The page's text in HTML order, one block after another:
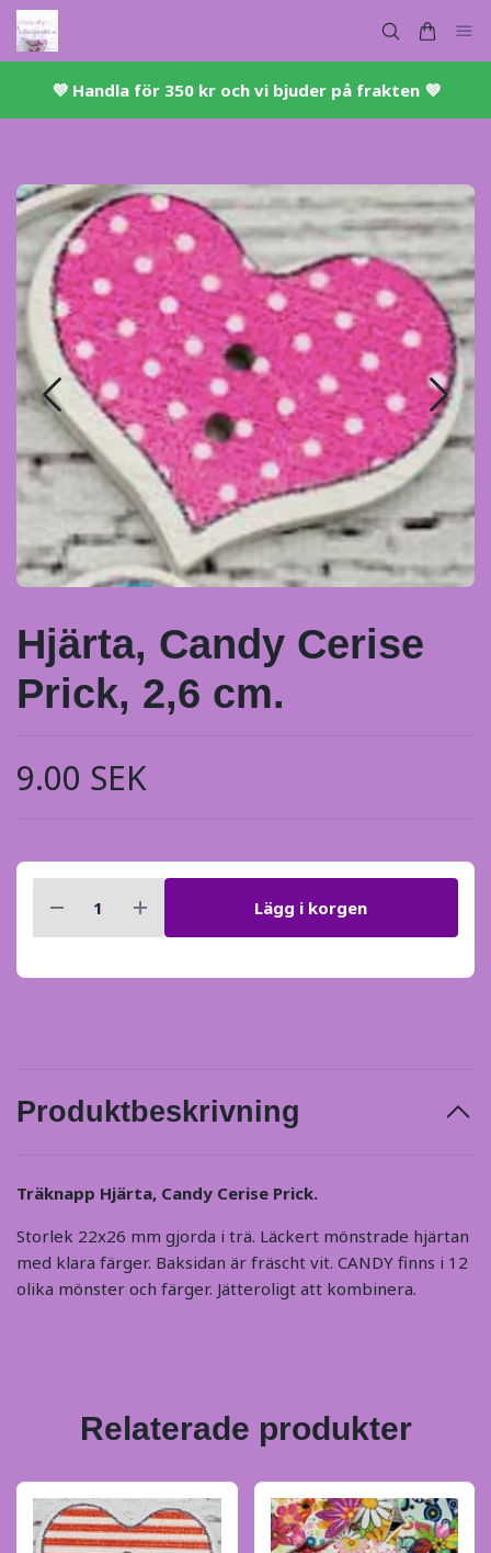
💜 ​Handla för 350 kr och vi bjuder på frakten 💜​
Hjärta, Candy Cerise
Prick, 2,6 cm.
9.00 SEK
Lägg i korgen
Produktbeskrivning
Träknapp Hjärta, Candy Cerise Prick.
Storlek 22x26 mm gjorda i trä. Läckert mönstrade hjärtan
med klara färger. Baksidan är fräscht vit. CANDY finns i 12
olika mönster och färger. Jätteroligt att kombinera.
Relaterade produkter